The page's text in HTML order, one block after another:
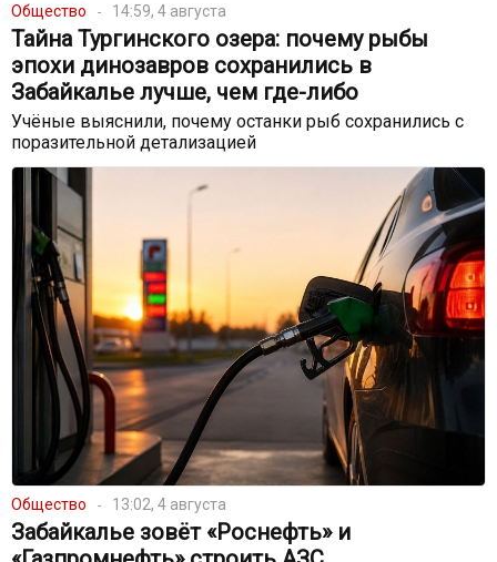
Общество 14:59, 4 августа
Тайна Тургинского озера: почему рыбы
эпохи динозавров сохранились в
Забайкалье лучше, чем где-либо
Учёные выяснили, почему останки рыб сохранились с
поразительной детализацией
Общество 13:02, 4 августа
Забайкалье зовёт «Роснефть» и